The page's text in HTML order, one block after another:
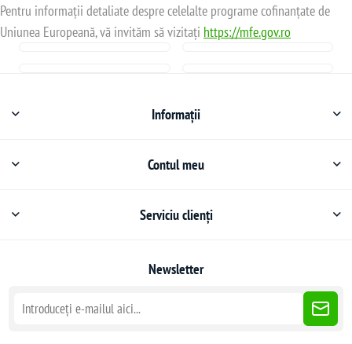
Pentru informații detaliate despre celelalte programe cofinanțate de
Uniunea Europeană, vă invităm să vizitați https://mfe.gov.ro
Informații
Contul meu
Serviciu clienți
Newsletter